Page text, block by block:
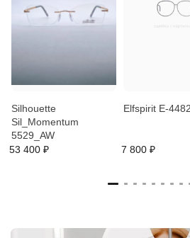
Silhouette
Sil_Momentum
5529_AW
53 400 ₽
Elfspirit E-4482
7 800 ₽